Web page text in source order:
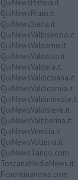
QuiNewsPistoia.it
QuiNewsPrato.it
QuiNewsSiena.it
QuiNewsValbisenzio.it
QuiNewsValdarno.it
QuiNewsValdelsa.it
QuiNewsValdera.it
QuiNewsValdichiana.it
QuiNewsValdicornia.it
QuiNewsValdinievole.it
QuiNewsValdisieve.it
QuiNewsValtiberina.it
QuiNewsVersilia.it
QuiNewsVolterra.it
QuiNewsTango.com
ToscanaMediaNews.it
Fiorentinanews.com